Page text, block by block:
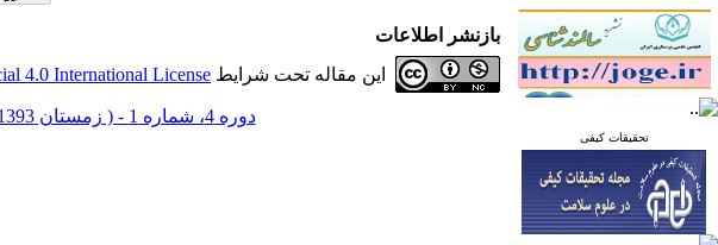
تحقیقات کیفی
بازنشر اطلاعات
این مقاله تحت شرایط 4.0 International License
دوره 4، شماره 1 - ( زمستان 1393 )